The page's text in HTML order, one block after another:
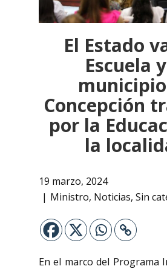
El Estado
Escuela
Concepción
por la
la
19 marzo, 2024
Ministro, Noticias, Sin
En el marco del Programa